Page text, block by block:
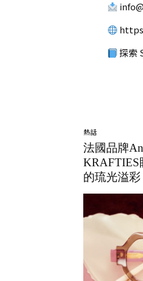
探索
熱話
法國品牌
KRAFTIES
的琉光溢彩